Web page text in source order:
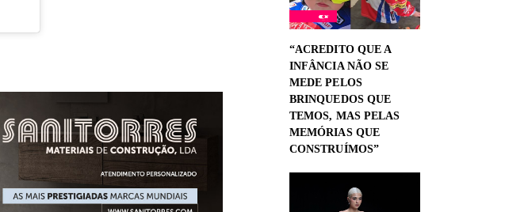
“ACREDITO QUE A
INFÂNCIA NÃO SE
MEDE PELOS
BRINQUEDOS QUE
TEMOS, MAS PELAS
MEMÓRIAS QUE
CONSTRUÍMOS”